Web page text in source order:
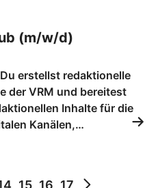
(m/w/d)
erstellst redaktionelle
der VRM und bereitest
Inhalte für die
Kanälen,…
15 16 17